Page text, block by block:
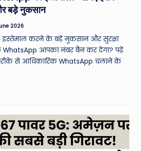
बड़े नुकसान
2026
इस्तेमाल करने के बड़े नुकसान और सुरक्षा
WhatsApp आपका नंबर बैन कर देगा? पढ़ें
से आधिकारिक WhatsApp चलाने के